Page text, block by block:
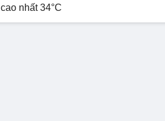
cao nhất 34°C